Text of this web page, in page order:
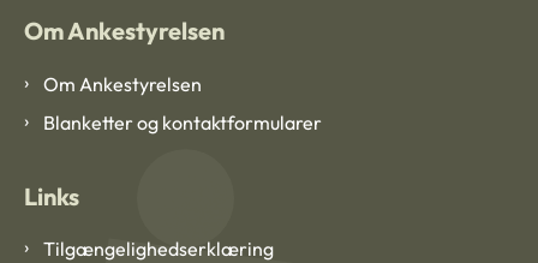
Om Ankestyrelsen
Om Ankestyrelsen
Blanketter og kontaktformularer
Links
Tilgængelighedserklæring